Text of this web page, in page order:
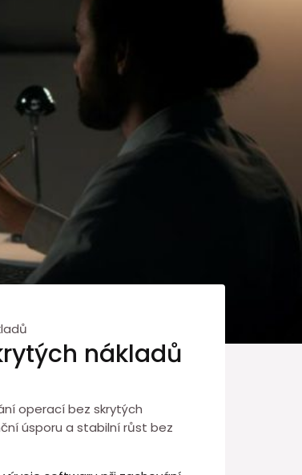
nákladů
operací ⁢bez skrytých
úsporu a stabilní růst ⁤bez